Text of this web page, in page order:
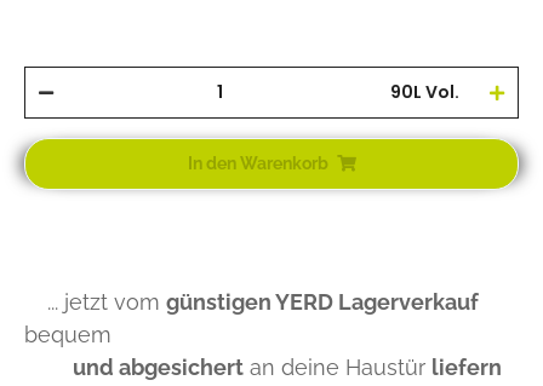
90L Vol.
In den Warenkorb
... jetzt vom günstigen YERD Lagerverkauf
bequem
und abgesichert an deine Haustür liefern